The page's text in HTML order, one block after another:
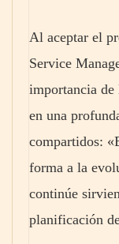
Al aceptar el
Service
importancia de
en una
compartidos:
forma a la
continúe
planificación